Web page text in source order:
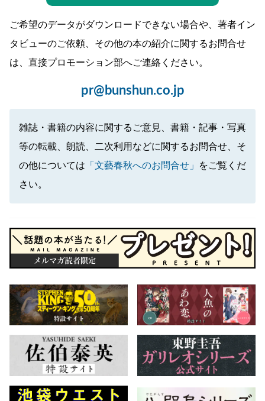
ご希望のデータがダウンロードできない場合や、著者イン
タビューのご依頼、その他の本の紹介に関するお問合せ
は、直接プロモーション部へご連絡ください。
pr@bunshun.co.jp
雑誌・書籍の内容に関するご意見、書籍・記事・写真
等の転載、朗読、二次利用などに関するお問合せ、そ
の他については 「文藝春秋へのお問合せ」
をご覧くだ
さい。